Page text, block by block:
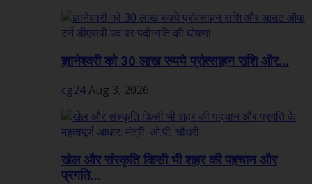
ज्ञानेश्वरी को 30 लाख रुपये प्रोत्साहन राशि और...
cg24Aug 3, 2026
खेल और संस्कृति किसी भी शहर की पहचान और
प्रगति...